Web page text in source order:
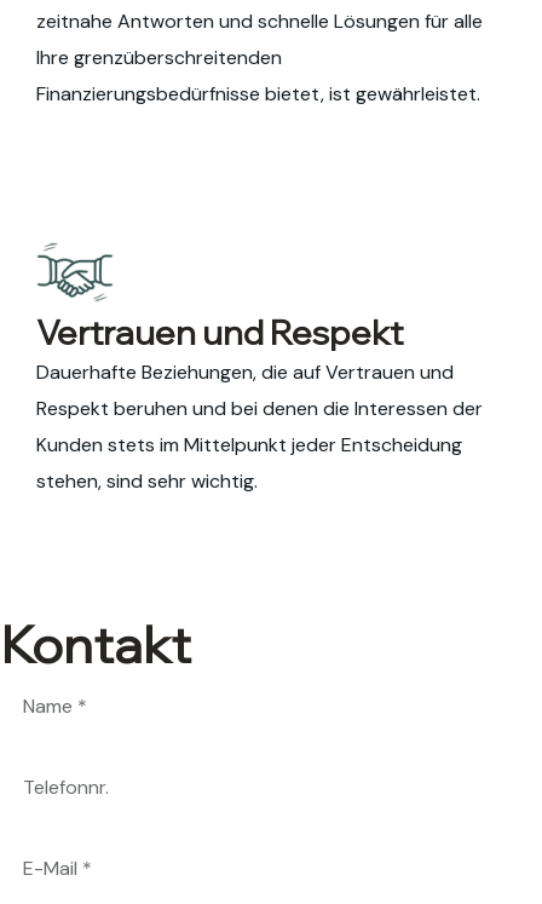
zeitnahe Antworten und schnelle Lösungen für alle
Ihre grenzüberschreitenden
Finanzierungsbedürfnisse bietet, ist gewährleistet.
Vertrauen und Respekt
Dauerhafte Beziehungen, die auf Vertrauen und
Respekt beruhen und bei denen die Interessen der
Kunden stets im Mittelpunkt jeder Entscheidung
stehen, sind sehr wichtig.
Kontakt